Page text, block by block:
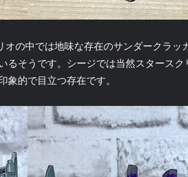
の中では地味な存在のサンダークラッ
そうです。シージでは当然スタース
的で目立つ存在です。